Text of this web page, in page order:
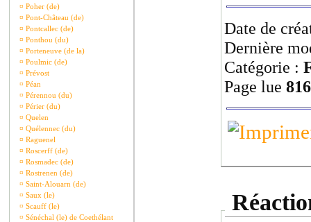
¤ Poher (de)
¤ Pont-Château (de)
¤ Pontcallec (de)
¤ Ponthou (du)
¤ Porteneuve (de la)
¤ Poulmic (de)
¤ Prévost
¤ Péan
¤ Pérennou (du)
¤ Périer (du)
¤ Quelen
¤ Quélennec (du)
¤ Raguenel
¤ Roscerff (de)
¤ Rosmadec (de)
¤ Rostrenen (de)
¤ Saint-Alouarn (de)
¤ Saux (le)
¤ Scauff (le)
¤ Sénéchal (le) de Coethélant
Date de
Dernière
Catégorie :
Page lue